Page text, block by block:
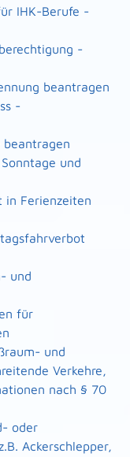
IHK-Berufe -
-
beantragen
-
beantragen
und
in Ferienzeiten
und
für
und
Verkehre,
nach § 70
oder
Ackerschlepper,